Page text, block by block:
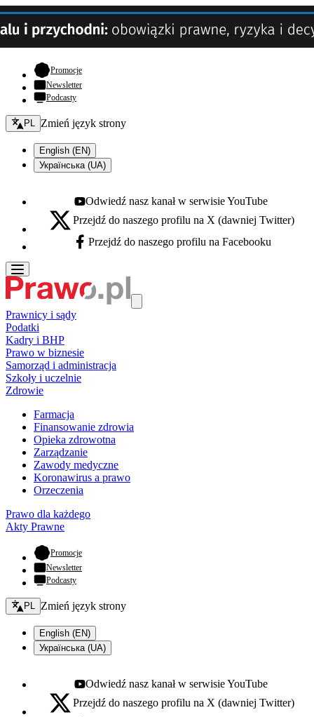
Promocje- otwiera się w nowej karcie
Newsletter
Podcasty
Zmień język - bieżący:
PL Zmień język strony
English (EN)
Українська (UA)
Youtube - otwiera się w nowej karcie
Odwiedź nasz kanał w serwisie YouTube
X - otwiera się w nowej karcie
Przejdź do naszego profilu na X (dawniej Twitter)
Facebook - otwiera się w nowej karcie
Przejdź do naszego profilu na Facebooku
Prawnicy i sądy
Podatki
Kadry i BHP
Prawo w biznesie
Samorząd i administracja
Szkoły i uczelnie
Zdrowie
Farmacja
Finansowanie zdrowia
Opieka zdrowotna
Zarządzanie
Zawody medyczne
Koronawirus a prawo
Orzeczenia
Prawo dla każdego
Akty Prawne
Promocje- otwiera się w nowej karcie
Newsletter
Podcasty
Zmień język - bieżący:
PL Zmień język strony
English (EN)
Українська (UA)
Youtube - otwiera się w nowej karcie
Odwiedź nasz kanał w serwisie YouTube
X - otwiera się w nowej karcie
Przejdź do naszego profilu na X (dawniej Twitter)